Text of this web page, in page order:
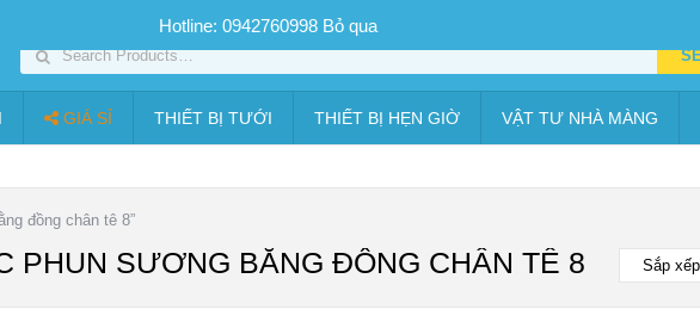
SP PHUN SƯƠNG GIÁ TỐT Bộ KIT tưới
GIÁ SỈ THIẾT BỊ TƯỚI THIẾT BỊ HẸN GIỜ VẬT TƯ NHÀ MÀNG
đồng chân tê 8”
PHUN SƯƠNG BẰNG ĐỒNG CHÂN TÊ 8
Hotline: 0942760998 Bỏ qua